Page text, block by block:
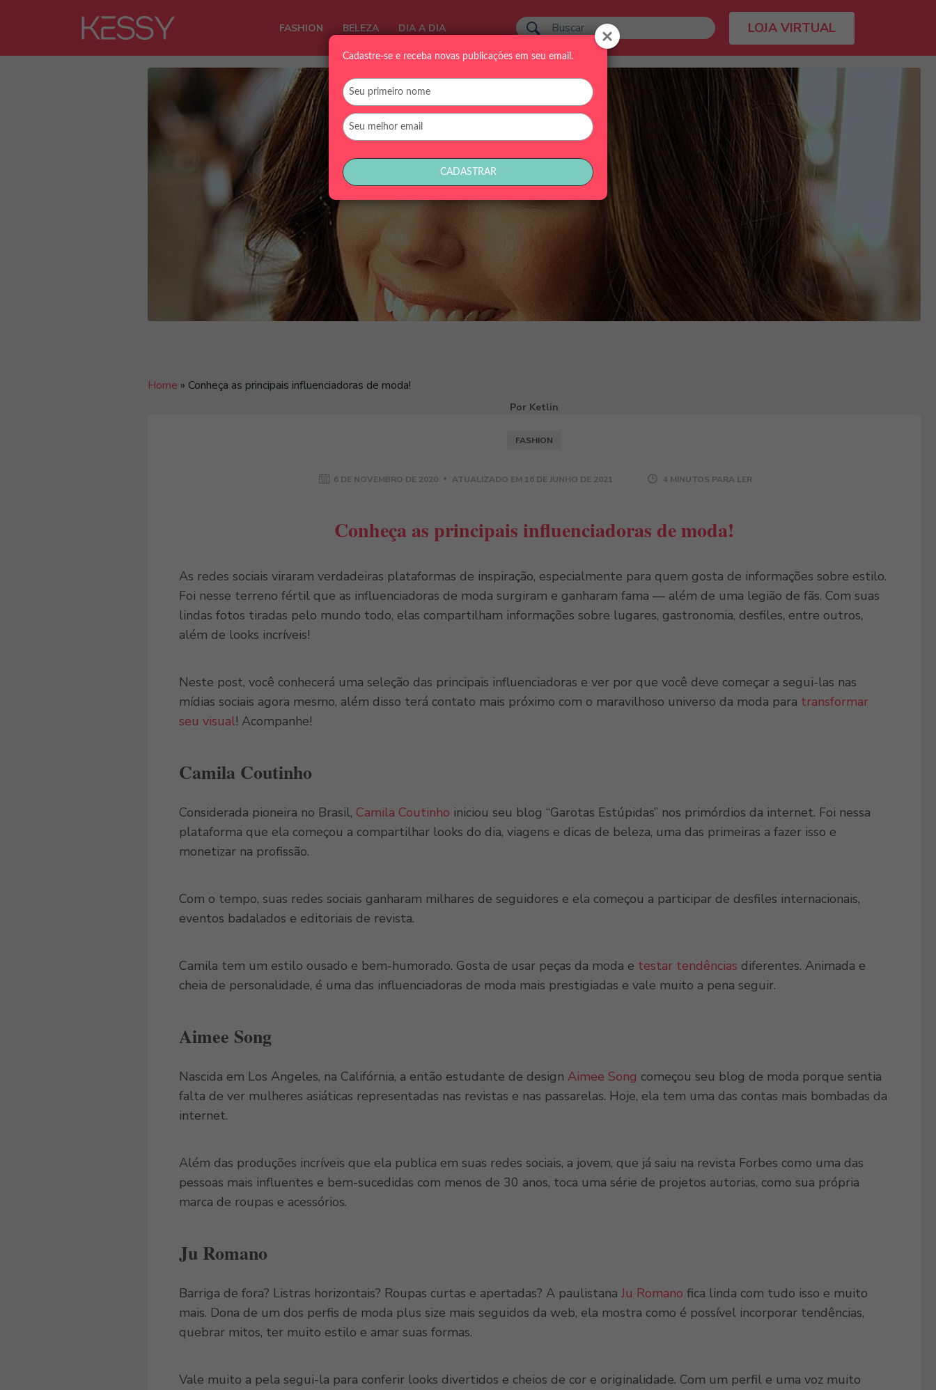
FASHION BELEZA DIA A DIA LOJA VIRTUAL
Home » Conheça as principais influenciadoras de moda!
Por Ketlin
FASHION
6 DE NOVEMBRO DE 2020 ATUALIZADO EM 16 DE JUNHO DE 2021 4 MINUTOS PARA LER
Conheça as principais influenciadoras de moda!
As redes sociais viraram verdadeiras plataformas de inspiração, especialmente para quem gosta de informações sobre estilo.
Foi nesse terreno fértil que as influenciadoras de moda surgiram e ganharam fama — além de uma legião de fãs. Com suas
lindas fotos tiradas pelo mundo todo, elas compartilham informações sobre lugares, gastronomia, desfiles, entre outros,
além de looks incríveis!
Neste post, você conhecerá uma seleção das principais influenciadoras e ver por que você deve começar a segui-las nas
mídias sociais agora mesmo, além disso terá contato mais próximo com o maravilhoso universo da moda para transformar
seu visual! Acompanhe!
Camila Coutinho
Considerada pioneira no Brasil, Camila Coutinho iniciou seu blog “Garotas Estúpidas” nos primórdios da internet. Foi nessa
plataforma que ela começou a compartilhar looks do dia, viagens e dicas de beleza, uma das primeiras a fazer isso e
monetizar na profissão.
Com o tempo, suas redes sociais ganharam milhares de seguidores e ela começou a participar de desfiles internacionais,
eventos badalados e editoriais de revista.
Camila tem um estilo ousado e bem-humorado. Gosta de usar peças da moda e testar tendências diferentes. Animada e
cheia de personalidade, é uma das influenciadoras de moda mais prestigiadas e vale muito a pena seguir.
Aimee Song
Nascida em Los Angeles, na Califórnia, a então estudante de design Aimee Song começou seu blog de moda porque sentia
falta de ver mulheres asiáticas representadas nas revistas e nas passarelas. Hoje, ela tem uma das contas mais bombadas da
internet.
Além das produções incríveis que ela publica em suas redes sociais, a jovem, que já saiu na revista Forbes como uma das
pessoas mais influentes e bem-sucedidas com menos de 30 anos, toca uma série de projetos autorias, como sua própria
marca de roupas e acessórios.
Ju Romano
Barriga de fora? Listras horizontais? Roupas curtas e apertadas? A paulistana Ju Romano fica linda com tudo isso e muito
mais. Dona de um dos perfis de moda plus size mais seguidos da web, ela mostra como é possível incorporar tendências,
quebrar mitos, ter muito estilo e amar suas formas.
Vale muito a pela segui-la para conferir looks divertidos e cheios de cor e originalidade. Com um perfil e uma voz muito
Cadastre-se e receba novas publicações em seu email.
Digite
seu
nome
Digite
seu
CADASTRAR